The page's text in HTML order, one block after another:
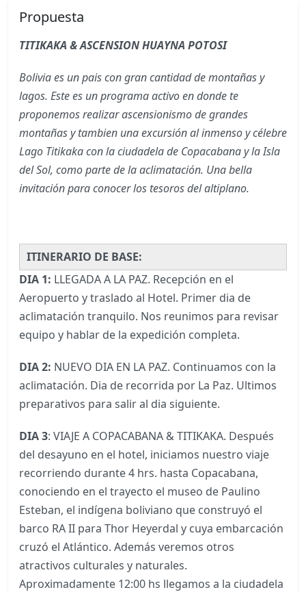
Propuesta
TITIKAKA & ASCENSION HUAYNA POTOSI
Bolivia es un pais con gran cantidad de montañas y
lagos. Este es un programa activo en donde te
proponemos realizar ascensionismo de grandes
montañas y tambien una excursión al inmenso y célebre
Lago Titikaka con la ciudadela de Copacabana y la Isla
del Sol, como parte de la aclimatación. Una bella
invitación para conocer los tesoros del altiplano.
ITINERARIO DE BASE:
DIA 1: LLEGADA A LA PAZ. Recepción en el
Aeropuerto y traslado al Hotel. Primer dia de
aclimatación tranquilo. Nos reunimos para revisar
equipo y hablar de la expedición completa.
DIA 2: NUEVO DIA EN LA PAZ. Continuamos con la
aclimatación. Dia de recorrida por La Paz. Ultimos
preparativos para salir al dia siguiente.
DIA 3: VIAJE A COPACABANA & TITIKAKA. Después
del desayuno en el hotel, iniciamos nuestro viaje
recorriendo durante 4 hrs. hasta Copacabana,
conociendo en el trayecto el museo de Paulino
Esteban, el indígena boliviano que construyó el
barco RA II para Thor Heyerdal y cuya embarcación
cruzó el Atlántico. Además veremos otros
atractivos culturales y naturales.
Aproximadamente 12:00 hs llegamos a la ciudadela